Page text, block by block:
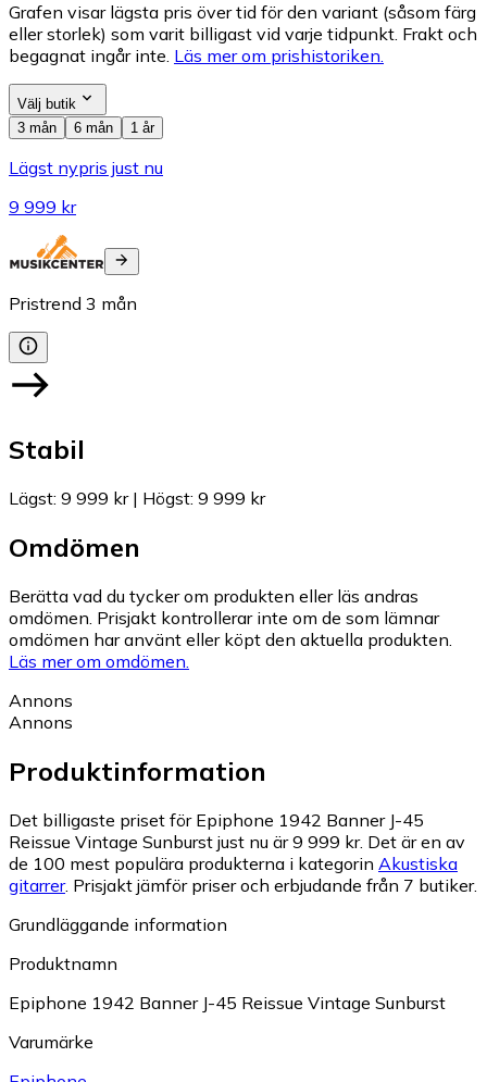
Grafen visar lägsta pris över tid för den variant (såsom färg
eller storlek) som varit billigast vid varje tidpunkt. Frakt och
begagnat ingår inte. Läs mer om prishistoriken.
Välj butik
3 mån
6 mån 1 år
Lägst nypris just nu
9 999 kr
Pristrend 3 mån
Stabil
Lägst: 9 999 kr| Högst: 9 999 kr
Omdömen
Berätta vad du tycker om produkten eller läs andras
omdömen. Prisjakt kontrollerar inte om de som lämnar
omdömen har använt eller köpt den aktuella produkten.
Läs mer om omdömen.
Annons
Annons
Produktinformation
Det billigaste priset för Epiphone 1942 Banner J-45
Reissue Vintage Sunburst just nu är 9 999 kr. Det är en av
de 100 mest populära produkterna i kategorin Akustiska
gitarrer. Prisjakt jämför priser och erbjudande från 7 butiker.
Grundläggande information
Produktnamn
Epiphone 1942 Banner J-45 Reissue Vintage Sunburst
Varumärke